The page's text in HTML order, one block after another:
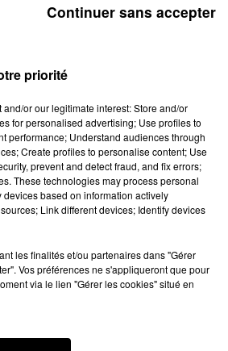
priorité
or our legitimate interest: Store and/or
for personalised advertising; Use profiles to
performance; Understand audiences through
Create profiles to personalise content; Use
prevent and detect fraud, and fix errors;
These technologies may process personal
based on information actively
Link different devices; Identify devices
les finalités et/ou partenaires dans "Gérer
Vos préférences ne s'appliqueront que pour
via le lien "Gérer les cookies" situé en
Continuer sans accepter